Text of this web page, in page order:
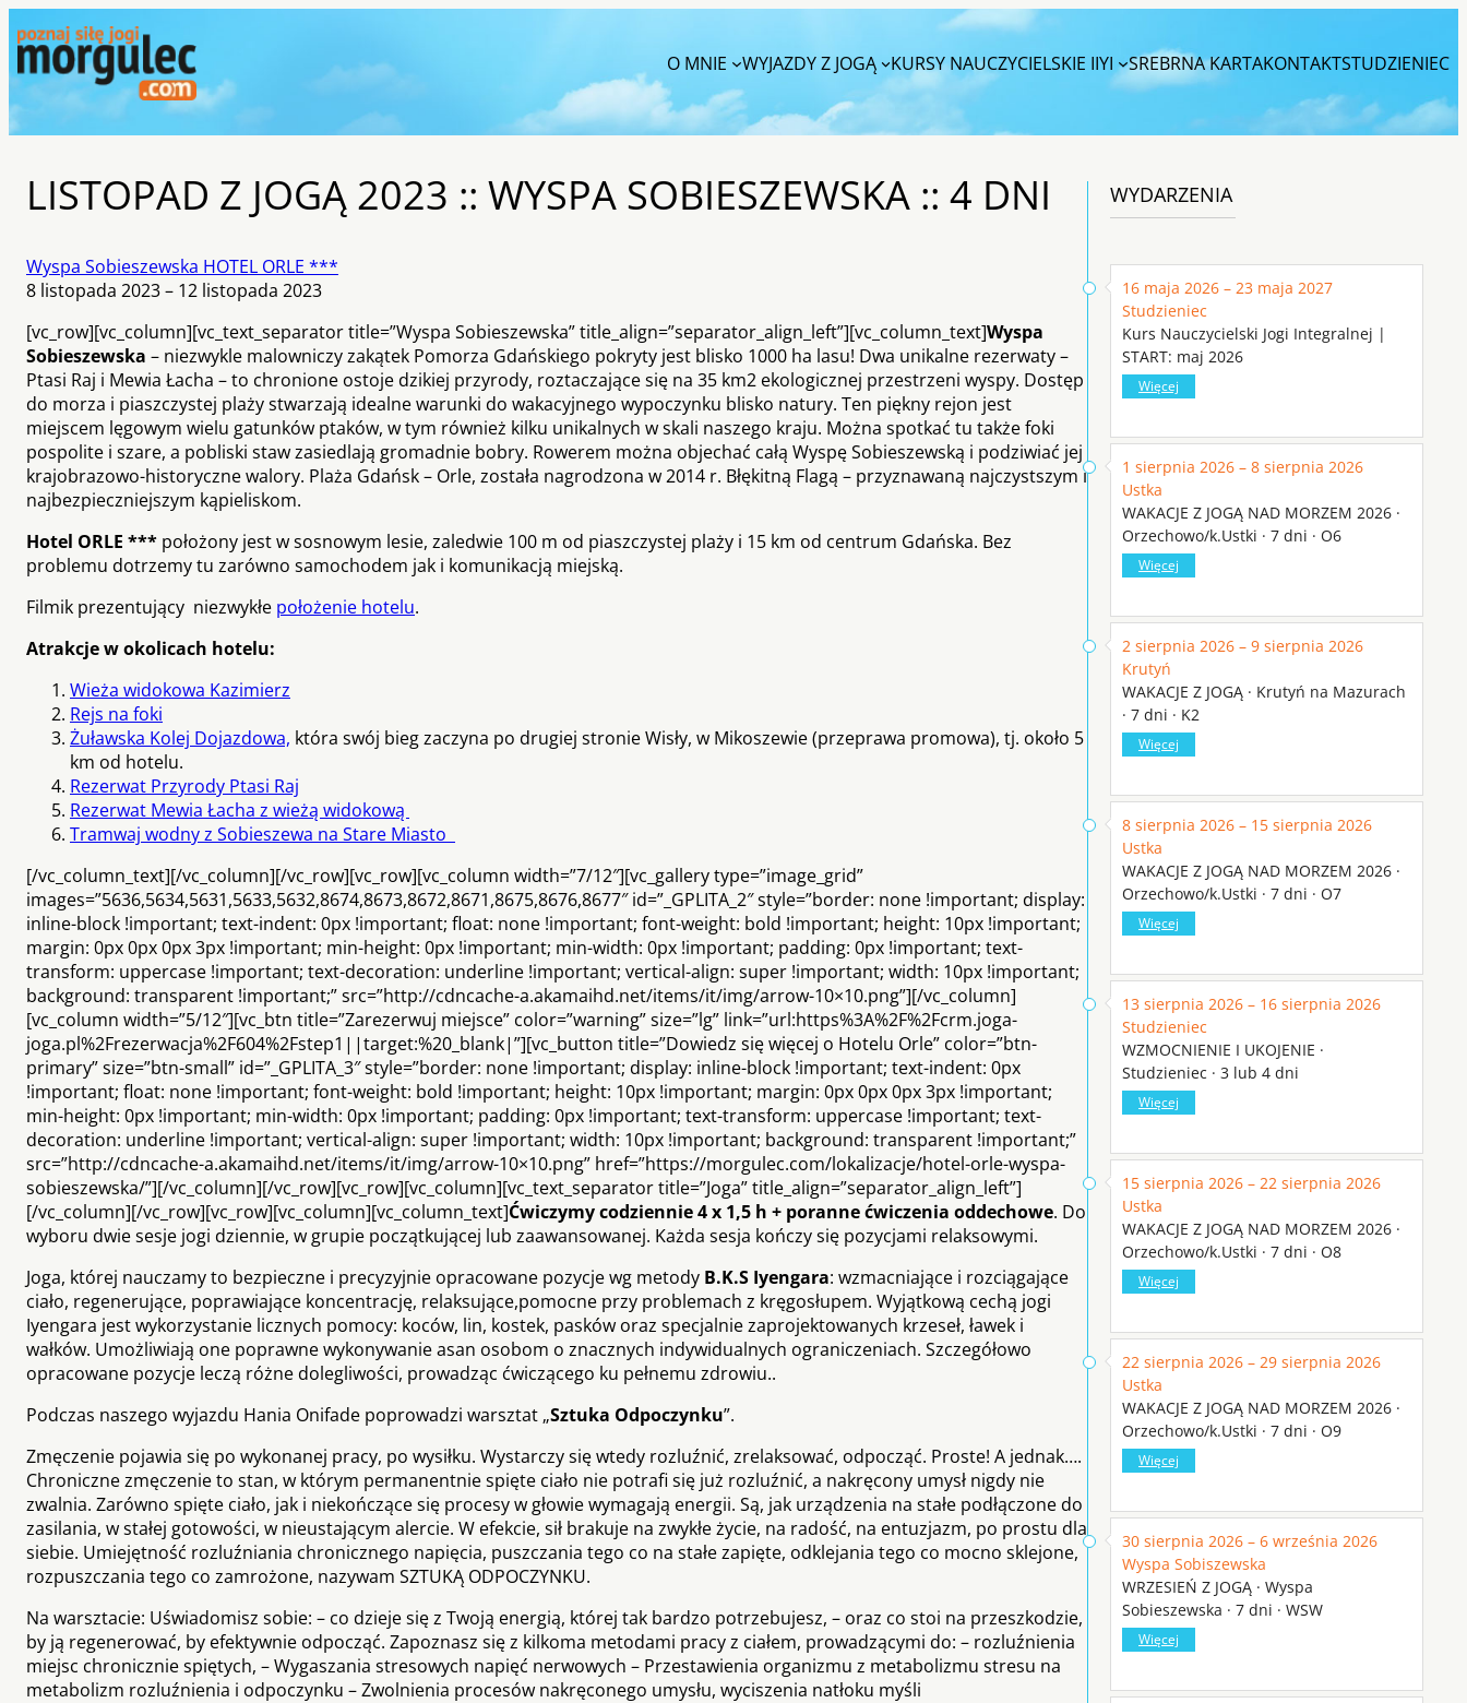
O MNIE WYJAZDY Z JOGĄ KURSY NAUCZYCIELSKIE IIYI SREBRNA KARTAKONTAKTSTUDZIENIEC
LISTOPAD Z JOGĄ 2023 :: WYSPA SOBIESZEWSKA :: 4 DNI
Wyspa Sobieszewska HOTEL ORLE ***
8 listopada 2023 – 12 listopada 2023
[vc_row][vc_column][vc_text_separator title=”Wyspa Sobieszewska” title_align=”separator_align_left”][vc_column_text]Wyspa
Sobieszewska – niezwykle malowniczy zakątek Pomorza Gdańskiego pokryty jest blisko 1000 ha lasu! Dwa unikalne rezerwaty –
Ptasi Raj i Mewia Łacha – to chronione ostoje dzikiej przyrody, roztaczające się na 35 km2 ekologicznej przestrzeni wyspy. Dostęp
do morza i piaszczystej plaży stwarzają idealne warunki do wakacyjnego wypoczynku blisko natury. Ten piękny rejon jest
miejscem lęgowym wielu gatunków ptaków, w tym również kilku unikalnych w skali naszego kraju. Można spotkać tu także foki
pospolite i szare, a pobliski staw zasiedlają gromadnie bobry. Rowerem można objechać całą Wyspę Sobieszewską i podziwiać jej
krajobrazowo-historyczne walory. Plaża Gdańsk – Orle, została nagrodzona w 2014 r. Błękitną Flagą – przyznawaną najczystszym i
najbezpieczniejszym kąpieliskom.
Hotel ORLE *** położony jest w sosnowym lesie, zaledwie 100 m od piaszczystej plaży i 15 km od centrum Gdańska. Bez
problemu dotrzemy tu zarówno samochodem jak i komunikacją miejską.
Filmik prezentujący niezwykłe położenie hotelu.
Atrakcje w okolicach hotelu:
Wieża widokowa Kazimierz
Rejs na foki
Żuławska Kolej Dojazdowa, która swój bieg zaczyna po drugiej stronie Wisły, w Mikoszewie (przeprawa promowa), tj. około 5
km od hotelu.
Rezerwat Przyrody Ptasi Raj
Rezerwat Mewia Łacha z wieżą widokową
Tramwaj wodny z Sobieszewa na Stare Miasto
[/vc_column_text][/vc_column][/vc_row][vc_row][vc_column width=”7/12″][vc_gallery type=”image_grid”
images=”5636,5634,5631,5633,5632,8674,8673,8672,8671,8675,8676,8677″ id=”_GPLITA_2″ style=”border: none !important; display:
inline-block !important; text-indent: 0px !important; float: none !important; font-weight: bold !important; height: 10px !important;
margin: 0px 0px 0px 3px !important; min-height: 0px !important; min-width: 0px !important; padding: 0px !important; text-
transform: uppercase !important; text-decoration: underline !important; vertical-align: super !important; width: 10px !important;
background: transparent !important;” src=”http://cdncache-a.akamaihd.net/items/it/img/arrow-10×10.png”][/vc_column]
[vc_column width=”5/12″][vc_btn title=”Zarezerwuj miejsce” color=”warning” size=”lg” link=”url:https%3A%2F%2Fcrm.joga-
joga.pl%2Frezerwacja%2F604%2Fstep1||target:%20_blank|”][vc_button title=”Dowiedz się więcej o Hotelu Orle” color=”btn-
primary” size=”btn-small” id=”_GPLITA_3″ style=”border: none !important; display: inline-block !important; text-indent: 0px
!important; float: none !important; font-weight: bold !important; height: 10px !important; margin: 0px 0px 0px 3px !important;
min-height: 0px !important; min-width: 0px !important; padding: 0px !important; text-transform: uppercase !important; text-
decoration: underline !important; vertical-align: super !important; width: 10px !important; background: transparent !important;”
src=”http://cdncache-a.akamaihd.net/items/it/img/arrow-10×10.png” href=”https://morgulec.com/lokalizacje/hotel-orle-wyspa-
sobieszewska/”][/vc_column][/vc_row][vc_row][vc_column][vc_text_separator title=”Joga” title_align=”separator_align_left”]
[/vc_column][/vc_row][vc_row][vc_column][vc_column_text]Ćwiczymy codziennie 4 x 1,5 h + poranne ćwiczenia oddechowe. Do
wyboru dwie sesje jogi dziennie, w grupie początkującej lub zaawansowanej. Każda sesja kończy się pozycjami relaksowymi.
Joga, której nauczamy to bezpieczne i precyzyjnie opracowane pozycje wg metody B.K.S Iyengara: wzmacniające i rozciągające
ciało, regenerujące, poprawiające koncentrację, relaksujące,pomocne przy problemach z kręgosłupem. Wyjątkową cechą jogi
Iyengara jest wykorzystanie licznych pomocy: koców, lin, kostek, pasków oraz specjalnie zaprojektowanych krzeseł, ławek i
wałków. Umożliwiają one poprawne wykonywanie asan osobom o znacznych indywidualnych ograniczeniach. Szczegółowo
opracowane pozycje leczą różne dolegliwości, prowadząc ćwiczącego ku pełnemu zdrowiu..
Podczas naszego wyjazdu Hania Onifade poprowadzi warsztat „Sztuka Odpoczynku”.
Zmęczenie pojawia się po wykonanej pracy, po wysiłku. Wystarczy się wtedy rozluźnić, zrelaksować, odpocząć. Proste! A jednak….
Chroniczne zmęczenie to stan, w którym permanentnie spięte ciało nie potrafi się już rozluźnić, a nakręcony umysł nigdy nie
zwalnia. Zarówno spięte ciało, jak i niekończące się procesy w głowie wymagają energii. Są, jak urządzenia na stałe podłączone do
zasilania, w stałej gotowości, w nieustającym alercie. W efekcie, sił brakuje na zwykłe życie, na radość, na entuzjazm, po prostu dla
siebie. Umiejętność rozluźniania chronicznego napięcia, puszczania tego co na stałe zapięte, odklejania tego co mocno sklejone,
rozpuszczania tego co zamrożone, nazywam SZTUKĄ ODPOCZYNKU.
Na warsztacie: Uświadomisz sobie: – co dzieje się z Twoją energią, której tak bardzo potrzebujesz, – oraz co stoi na przeszkodzie,
by ją regenerować, by efektywnie odpocząć. Zapoznasz się z kilkoma metodami pracy z ciałem, prowadzącymi do: – rozluźnienia
miejsc chronicznie spiętych, – Wygaszania stresowych napięć nerwowych – Przestawienia organizmu z metabolizmu stresu na
metabolizm rozluźnienia i odpoczynku – Zwolnienia procesów nakręconego umysłu, wyciszenia natłoku myśli
WYDARZENIA
16 maja 2026 – 23 maja 2027
Studzieniec
Kurs Nauczycielski Jogi Integralnej |
START: maj 2026
Więcej
1 sierpnia 2026 – 8 sierpnia 2026
Ustka
WAKACJE Z JOGĄ NAD MORZEM 2026 ·
Orzechowo/k.Ustki · 7 dni · O6
Więcej
2 sierpnia 2026 – 9 sierpnia 2026
Krutyń
WAKACJE Z JOGĄ · Krutyń na Mazurach
· 7 dni · K2
Więcej
8 sierpnia 2026 – 15 sierpnia 2026
Ustka
WAKACJE Z JOGĄ NAD MORZEM 2026 ·
Orzechowo/k.Ustki · 7 dni · O7
Więcej
13 sierpnia 2026 – 16 sierpnia 2026
Studzieniec
WZMOCNIENIE I UKOJENIE ·
Studzieniec · 3 lub 4 dni
Więcej
15 sierpnia 2026 – 22 sierpnia 2026
Ustka
WAKACJE Z JOGĄ NAD MORZEM 2026 ·
Orzechowo/k.Ustki · 7 dni · O8
Więcej
22 sierpnia 2026 – 29 sierpnia 2026
Ustka
WAKACJE Z JOGĄ NAD MORZEM 2026 ·
Orzechowo/k.Ustki · 7 dni · O9
Więcej
30 sierpnia 2026 – 6 września 2026
Wyspa Sobiszewska
WRZESIEŃ Z JOGĄ · Wyspa
Sobieszewska · 7 dni · WSW
Więcej